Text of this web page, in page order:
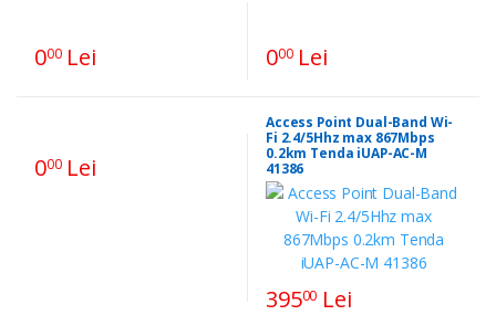
000Lei 000Lei
000Lei
Access Point Dual-Band Wi-
Fi 2.4/5Hhz max 867Mbps
0.2km Tenda iUAP-AC-M
41386
39500 Lei